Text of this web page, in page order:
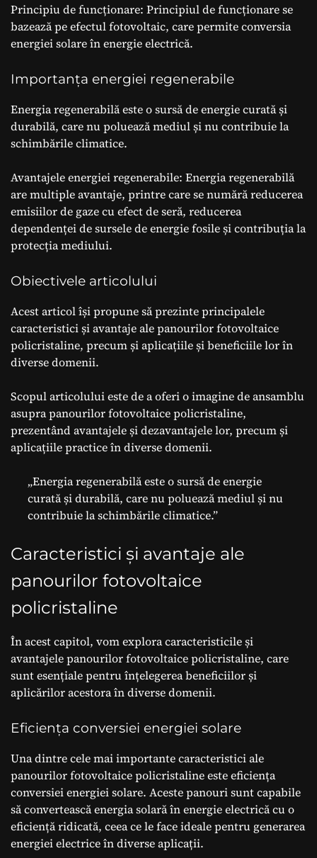
Principiu de funcționare: Principiul de funcționare se
bazează pe efectul fotovoltaic, care permite conversia
energiei solare în energie electrică.
Importanța energiei regenerabile
Energia regenerabilă este o sursă de energie curată și
durabilă, care nu poluează mediul și nu contribuie la
schimbările climatice.
Avantajele energiei regenerabile: Energia regenerabilă
are multiple avantaje, printre care se numără reducerea
emisiilor de gaze cu efect de seră, reducerea
dependenței de sursele de energie fosile și contribuția la
protecția mediului.
Obiectivele articolului
Acest articol își propune să prezinte principalele
caracteristici și avantaje ale panourilor fotovoltaice
policristaline, precum și aplicațiile și beneficiile lor în
diverse domenii.
Scopul articolului este de a oferi o imagine de ansamblu
asupra panourilor fotovoltaice policristaline,
prezentând avantajele și dezavantajele lor, precum și
aplicațiile practice în diverse domenii.
„Energia regenerabilă este o sursă de energie
curată și durabilă, care nu poluează mediul și nu
contribuie la schimbările climatice.”
Caracteristici și avantaje ale
panourilor fotovoltaice
policristaline
În acest capitol, vom explora caracteristicile și
avantajele panourilor fotovoltaice policristaline, care
sunt esențiale pentru înțelegerea beneficiilor și
aplicărilor acestora în diverse domenii.
Eficiența conversiei energiei solare
Una dintre cele mai importante caracteristici ale
panourilor fotovoltaice policristaline este eficiența
conversiei energiei solare. Aceste panouri sunt capabile
să convertească energia solară în energie electrică cu o
eficiență ridicată, ceea ce le face ideale pentru generarea
energiei electrice în diverse aplicații.